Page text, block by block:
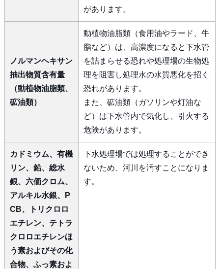
があります。
ノルマンヘキサン
抽出物質含有量
（動植物油脂類、
砿油類）
動植物油脂類（食用油やラード、牛
脂など）は、高濃度になると下水管
を詰まらせる恐れや処理場の生物処
理を阻害し処理水の水質悪化を招く
恐れがあります。
また、砿油類（ガソリンや灯油な
ど）は下水管内で気化し、引火する
危険があります。
カドミウム、有機
リン、鉛、総水
銀、六価クロム、
アルキル水銀、P
CB、トリクロロ
エチレン、テトラ
クロロエチレンほ
う素およびその化
合物、ふっ素およ
下水処理場では処理することができ
ないため、河川を汚すことになりま
す。